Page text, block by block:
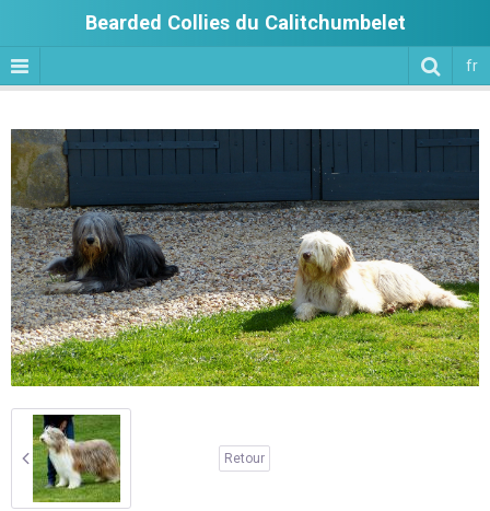
Bearded Collies du Calitchumbelet
fr
Retour